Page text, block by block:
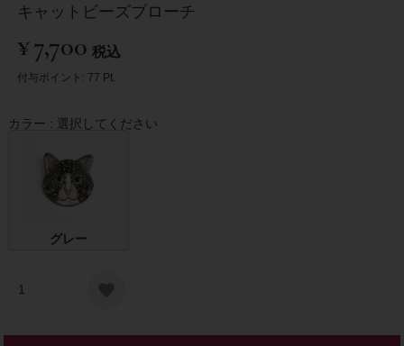
キャットビーズブローチ
¥7,700 税込
付与ポイント: 77 Pt.
カラー 選択してください
グレー